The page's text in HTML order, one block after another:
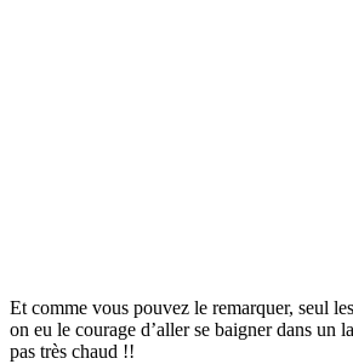
Et comme vous pouvez le remarquer, seul
on eu le courage d’aller se baigner dans un
pas très chaud !!